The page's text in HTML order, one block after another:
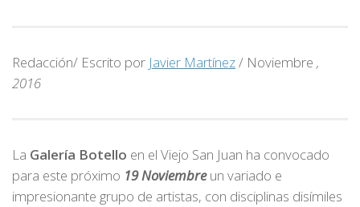
Redacción/ Escrito por Javier Martínez/ Noviembre ,
2016
La Galería Botello en el Viejo San Juan ha convocado
para este próximo 19 Noviembreun variado e
impresionante grupo de artistas, con disciplinas disímiles